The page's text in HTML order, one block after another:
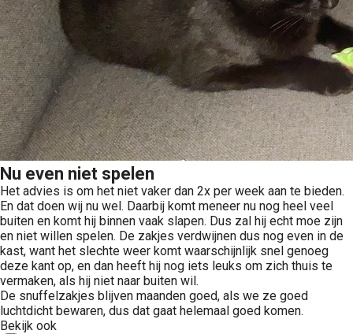
Nu even niet spelen
Het advies is om het niet vaker dan 2x per week aan te bieden.
En dat doen wij nu wel. Daarbij komt meneer nu nog heel veel
buiten en komt hij binnen vaak slapen. Dus zal hij echt moe zijn
en niet willen spelen. De zakjes verdwijnen dus nog even in de
kast, want het slechte weer komt waarschijnlijk snel genoeg
deze kant op, en dan heeft hij nog iets leuks om zich thuis te
vermaken, als hij niet naar buiten wil.
De snuffelzakjes blijven maanden goed, als we ze goed
luchtdicht bewaren, dus dat gaat helemaal goed komen.
Bekijk ook